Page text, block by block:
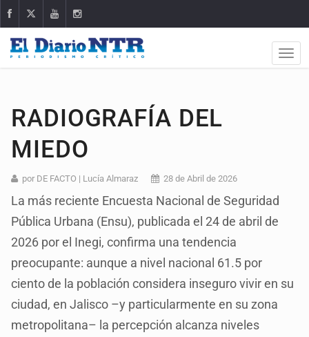
RADIOGRAFÍA DEL
MIEDO
por DE FACTO | Lucía Almaraz 28 de Abril de 2026
La más reciente Encuesta Nacional de Seguridad
Pública Urbana (Ensu), publicada el 24 de abril de
2026 por el Inegi, confirma una tendencia
preocupante: aunque a nivel nacional 61.5 por
ciento de la población considera inseguro vivir en su
ciudad, en Jalisco –y particularmente en su zona
metropolitana– la percepción alcanza niveles